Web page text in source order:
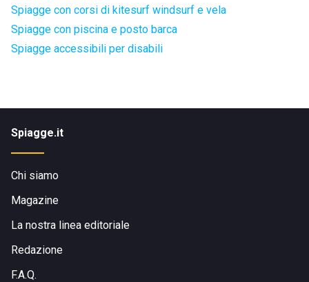
Spiagge con corsi di kitesurf windsurf e vela
Spiagge con piscina e posto barca
Spiagge accessibili per disabili
Spiagge.it
Chi siamo
Magazine
La nostra linea editoriale
Redazione
F.A.Q.